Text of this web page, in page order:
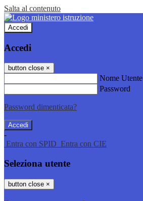
Salta al contenuto
Accedi
Accedi
button close ×
Nome Utente
Password
Password dimenticata?
-
Entra con SPID Entra con CIE
Seleziona utente
button close ×